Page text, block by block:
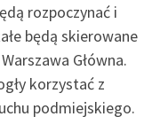
rozpoczynać i
będą skierowane
Główna.
korzystać z
podmiejskiego.